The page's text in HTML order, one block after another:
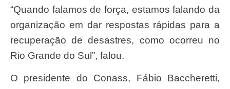
“Quando falamos de força, estamos falando da
organização em dar respostas rápidas para a
recuperação de desastres, como ocorreu no
Rio Grande do Sul”, falou.
O presidente do Conass, Fábio Baccheretti,